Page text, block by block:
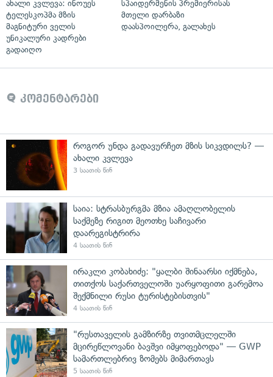
ახალი კვლევა: ინოუეს
ტელესკოპმა მზის
მაგნიტური ველის
უნიკალური კადრები
გადაიღო
სპაიდერმენის პრემიერისას
მთელი დარბაზი
დაასპოილერა, გალახეს
კომენტარები
როგორ უნდა გადავურჩეთ მზის სიკვდილს? —
ახალი კვლევა
3 საათის წინ
საია: სტრასბურგმა მზია ამაღლობელის
საქმეზე რიგით მეოთხე საჩივარი
დაარეგისტრირა
4 საათის წინ
ირაკლი კობახიძე: "ყალბი შინაარსი იქმნება,
თითქოს საქართველოში უარყოფითი გარემოა
შექმნილი რუსი ტურისტებისთვის"
4 საათის წინ
"რუსთაველის გამზირზე თვითმცლელში
მცირეწლოვანი ბავშვი იმყოფებოდა" — GWP
სამართლებრივ ზომებს მიმართავს
5 საათის წინ